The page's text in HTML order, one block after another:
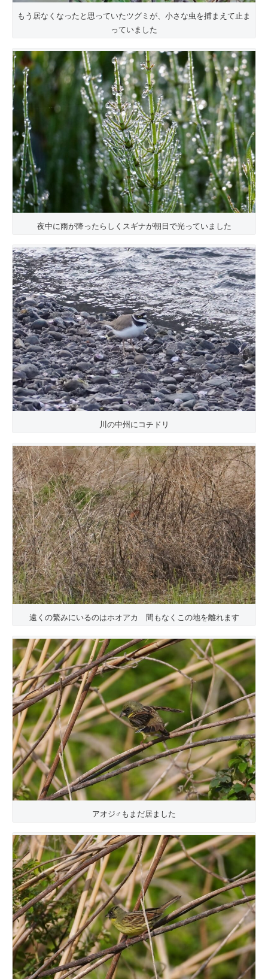
もう居なくなったと思っていたツグミが、小さな虫を捕まえて止ま
っていました
夜中に雨が降ったらしくスギナが朝日で光っていました
川の中州にコチドリ
遠くの繁みにいるのはホオアカ 間もなくこの地を離れます
アオジ♂もまだ居ました